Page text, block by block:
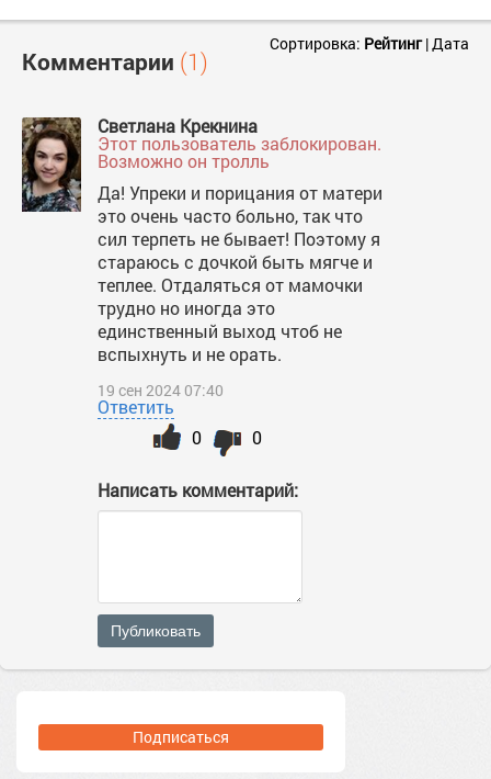
Комментарии (1)
Сортировка: Рейтинг|Дата
Светлана Крекнина
Этот пользователь заблокирован.
Возможно он тролль
Да! Упреки и порицания от матери
это очень часто больно, так что
сил терпеть не бывает! Поэтому я
стараюсь с дочкой быть мягче и
теплее. Отдаляться от мамочки
трудно но иногда это
единственный выход чтоб не
вспыхнуть и не орать.
19 сен 2024 07:40
Ответить
0
0
Написать комментарий:
Публиковать
Подписаться